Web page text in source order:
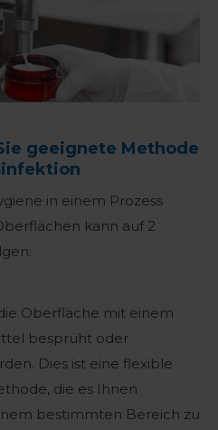
geeignete Methode
in einem Prozess
kann auf 2
Oberfläche mit einem
besprüht oder
Dies ist eine flexible
die es Ihnen
bestimmten Bereich zu